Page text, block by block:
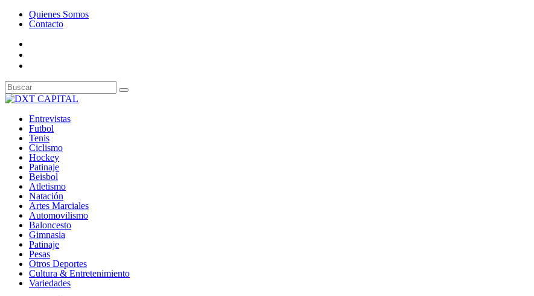
Quienes Somos
Contacto
Entrevistas
Futbol
Tenis
Ciclismo
Hockey
Patinaje
Beisbol
Atletismo
Natación
Artes Marciales
Automovilismo
Baloncesto
Gimnasia
Patinaje
Pesas
Otros Deportes
Cultura & Entretenimiento
Variedades